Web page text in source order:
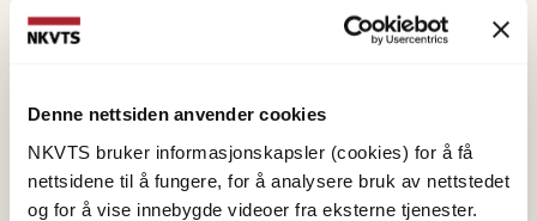
Denne nettsiden anvender cookies
NKVTS bruker informasjonskapsler (cookies) for å få
nettsidene til å fungere, for å analysere bruk av nettstedet
og for å vise innebygde videoer fra eksterne tjenester.
เรื่องปกติ ดังนั้นขอแนะนำให้พูดคุยเรื่องนี้กับผู้ใหญ่หาก
ใช้กลยุทธ์ในการสงบสติอารมณ์เมื่อคุณรู้สึกไม่ดี ลองทํา
ดังนี้
นอนและตื่นนอนเป็นเวลา